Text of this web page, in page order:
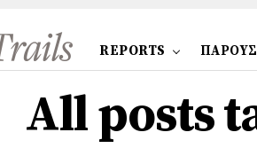
REPORTS
All posts